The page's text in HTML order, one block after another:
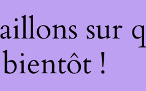
sur
!